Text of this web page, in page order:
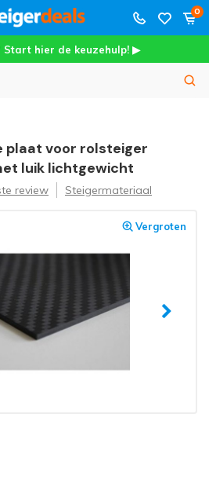
0
Start hier de keuzehulp! ▶
plaat voor rolsteiger
luik lichtgewicht
review Steigermateriaal
Vergroten